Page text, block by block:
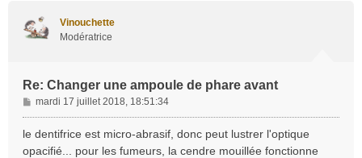
Vinouchette
Modératrice
Re: Changer une ampoule de phare avant
M
e
s
mardi 17 juillet 2018, 18:51:34
le dentifrice est micro-abrasif, donc peut lustrer l'optique
opacifié... pour les fumeurs, la cendre mouillée fonctionne